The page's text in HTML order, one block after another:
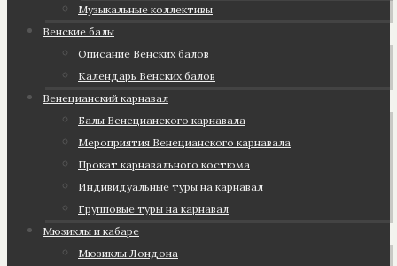
Музыкальные коллективы
Венские балы
Описание Венских балов
Календарь Венских балов
Венецианский карнавал
Балы Венецианского карнавала
Мероприятия Венецианского карнавала
Прокат карнавального костюма
Индивидуальные туры на карнавал
Групповые туры на карнавал
Мюзиклы и кабаре
Мюзиклы Лондона